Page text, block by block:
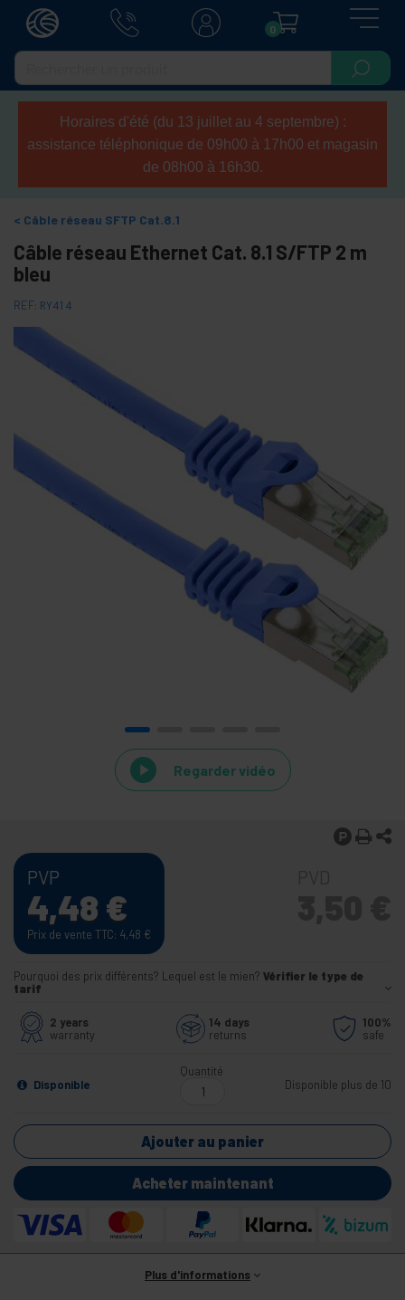
0
Horaires d'été (du 13 juillet au 4 septembre) :
assistance téléphonique de 09h00 à 17h00 et magasin
de 08h00 à 16h30.
Câble réseau SFTP Cat.8.1
Câble réseau Ethernet Cat. 8.1 S/FTP 2 m
bleu
REF: RY414
Regarder vidéo
PVP
4,48 €
Prix de vente TTC: 4,48 €
Pourquoi des prix différents? Lequel est le mien? Vérifier le type de
tarif
2 years
warranty
14 days
returns
100%
safe
Disponible
Quantité
Disponible plus de 10
Ajouter au panier
Acheter maintenant
Plus d'informations